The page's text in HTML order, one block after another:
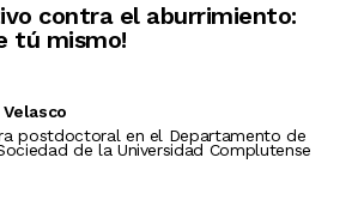
contra el aburrimiento:
tú mismo!
postdoctoral en el Departamento de
de la Universidad Complutense